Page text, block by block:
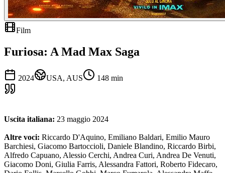
Film
Furiosa: A Mad Max Saga
2024 USA, AUS 148 min
Uscita italiana: 23 maggio 2024
Altre voci: Riccardo D'Aquino, Emiliano Baldari, Emilio Mauro
Barchiesi, Giacomo Bartoccioli, Daniele Blandino, Riccardo Birbi,
Alfredo Capuano, Alessio Cerchi, Andrea Curi, Andrea De Venuti,
Giacomo Doni, Giulia Farris, Alessandra Fattori, Roberto Fidecaro,